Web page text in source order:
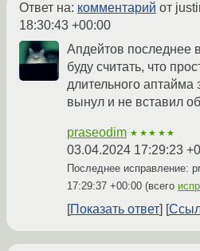
Ответ на: комментарий от
18:30:43 +00:00
Апдейтов последнее
буду считать, что
длительного аптайма
вынул и не вставил
praseodim ★★★★★
03.04.2024 17:29:23
Последнее исправление:
17:29:37 +00:00 (всего
Показать ответ